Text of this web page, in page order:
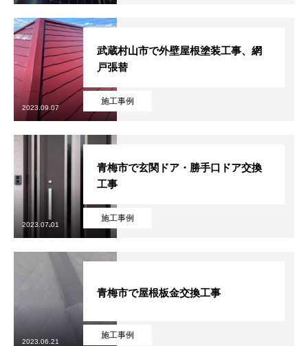
施工事例
武蔵村山市で外壁屋根塗装工事、網
戸張替
2023.09.07
施工事例
青梅市で玄関ドア・勝手口ドア交換
工事
2023.07.01
施工事例
青梅市で屋根板金交換工事
2023.06.21